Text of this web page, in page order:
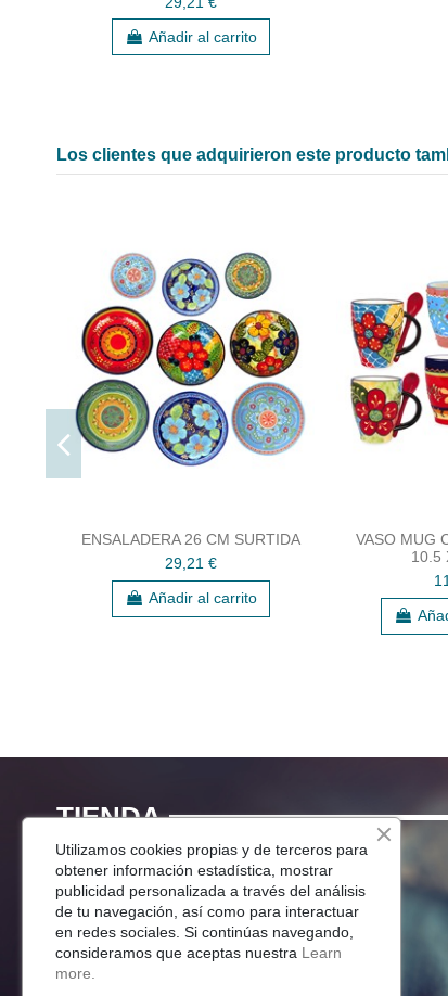
Añadir al carrito
Los clientes que adquirieron este producto
ENSALADERA 26 CM SURTIDA
29,21 €
Añadir al carrito
VASO MUG
10.5
TIENDA
Menaje Mesa
Para Tu Cocina
Decoracion
Jardín
Utilizamos cookies propias y de terceros para
obtener información estadística, mostrar
publicidad personalizada a través del análisis
de tu navegación, así como para interactuar
en redes sociales. Si continúas navegando,
consideramos que aceptas nuestra Learn
more.